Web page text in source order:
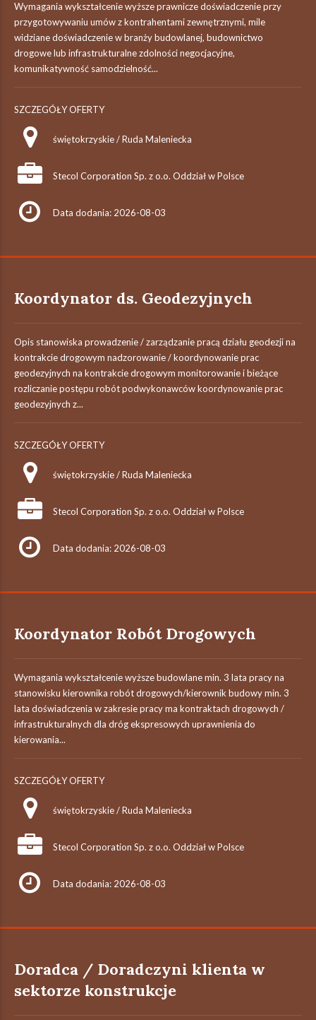
Wymagania wykształcenie wyższe prawnicze doświadczenie przy
przygotowywaniu umów z kontrahentami zewnętrznymi, mile
widziane doświadczenie w branży budowlanej, budownictwo
drogowe lub infrastrukturalne zdolności negocjacyjne,
komunikatywność samodzielność...
SZCZEGÓŁY OFERTY
świętokrzyskie / Ruda Maleniecka
Stecol Corporation Sp. z o.o. Oddział w Polsce
Data dodania: 2026-08-03
Koordynator ds. Geodezyjnych
Opis stanowiska prowadzenie / zarządzanie pracą działu geodezji na
kontrakcie drogowym nadzorowanie / koordynowanie prac
geodezyjnych na kontrakcie drogowym monitorowanie i bieżące
rozliczanie postępu robót podwykonawców koordynowanie prac
geodezyjnych z...
SZCZEGÓŁY OFERTY
świętokrzyskie / Ruda Maleniecka
Stecol Corporation Sp. z o.o. Oddział w Polsce
Data dodania: 2026-08-03
Koordynator Robót Drogowych
Wymagania wykształcenie wyższe budowlane min. 3 lata pracy na
stanowisku kierownika robót drogowych/kierownik budowy min. 3
lata doświadczenia w zakresie pracy ma kontraktach drogowych /
infrastrukturalnych dla dróg ekspresowych uprawnienia do
kierowania...
SZCZEGÓŁY OFERTY
świętokrzyskie / Ruda Maleniecka
Stecol Corporation Sp. z o.o. Oddział w Polsce
Data dodania: 2026-08-03
Doradca / Doradczyni klienta w
sektorze konstrukcje